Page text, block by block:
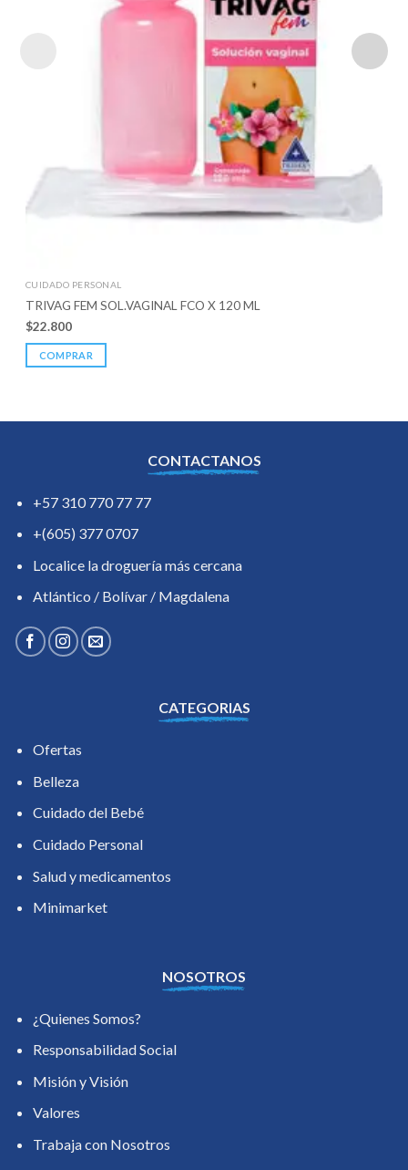
CUIDADO PERSONAL
TRIVAG FEM SOL.VAGINAL FCO X 120 ML
$22.800
COMPRAR
CONTACTANOS
+57 310 770 77 77
+(605) 377 0707
Localice la droguería más cercana
Atlántico / Bolívar / Magdalena
CATEGORIAS
Ofertas
Belleza
Cuidado del Bebé
Cuidado Personal
Salud y medicamentos
Minimarket
NOSOTROS
¿Quienes Somos?
Responsabilidad Social
Misión y Visión
Valores
Trabaja con Nosotros